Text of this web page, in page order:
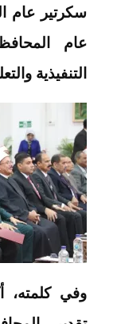
سكرتير عام
عام
التنفيذية
وفي كلمته،